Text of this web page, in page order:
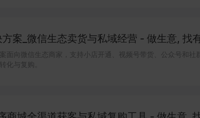
案_微信生态卖货与私域经营 - 做生意, 找
面向微信生态商家，支持小店开通、视频号带货、公众号和
化与复购。